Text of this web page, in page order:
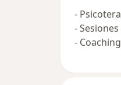
-
-
-